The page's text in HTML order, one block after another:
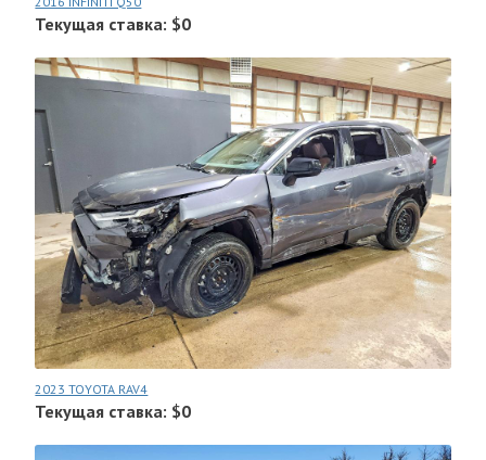
Текущая ставка: $0
2023 TOYOTA RAV4
Текущая ставка: $0